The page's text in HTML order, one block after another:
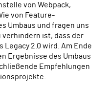
von Webpack,
von Feature-
Umbaus und fragen uns
verhindern ist, dass der
Legacy 2.0 wird. Am Ende
Ergebnisse des Umbaus
Empfehlungen